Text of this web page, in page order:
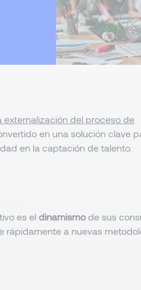
externalización del proceso de
en una solución clave
en la captación de talento.
es el dinamismode sus
rápidamente a nuevas